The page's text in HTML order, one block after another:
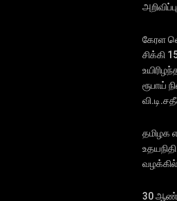
கேரள
சிக்கி
ரூபாய்
தமிழக
30